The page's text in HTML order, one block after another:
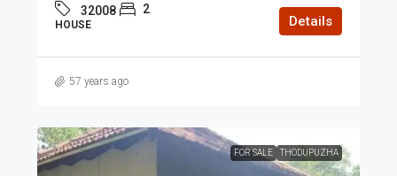
32008 2
HOUSE Details
57 years ago
FOR SALE THODUPUZHA